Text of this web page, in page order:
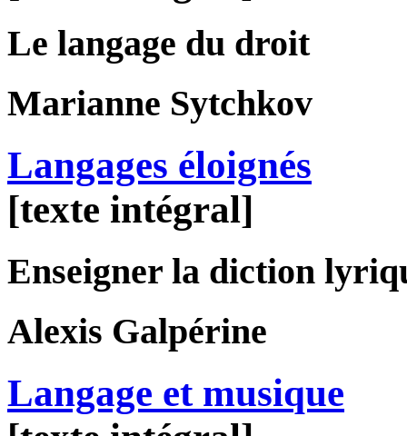
Le langage du droit
Marianne Sytchkov
Langages éloignés
[texte intégral]
Enseigner la diction
Alexis Galpérine
Langage et musique